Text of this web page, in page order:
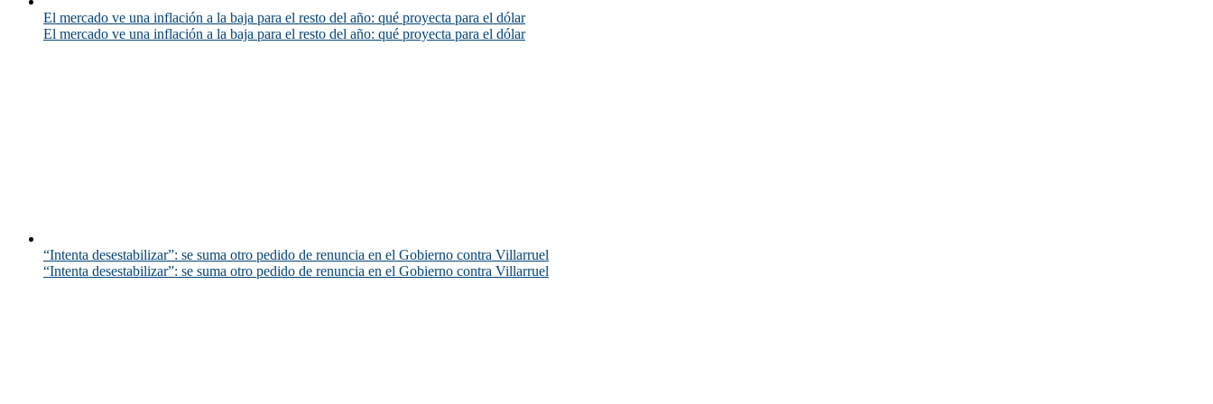
El mercado ve una inflación a la baja para el resto del año: qué proyecta para el dólar
El mercado ve una inflación a la baja para el resto del año: qué proyecta para el dólar
“Intenta desestabilizar”: se suma otro pedido de renuncia en el Gobierno contra Villarruel
“Intenta desestabilizar”: se suma otro pedido de renuncia en el Gobierno contra Villarruel